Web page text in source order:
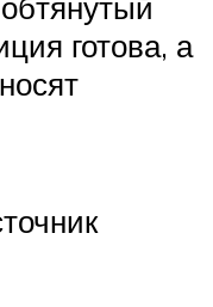
готова, а